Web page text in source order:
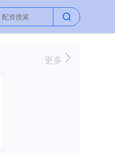
更多